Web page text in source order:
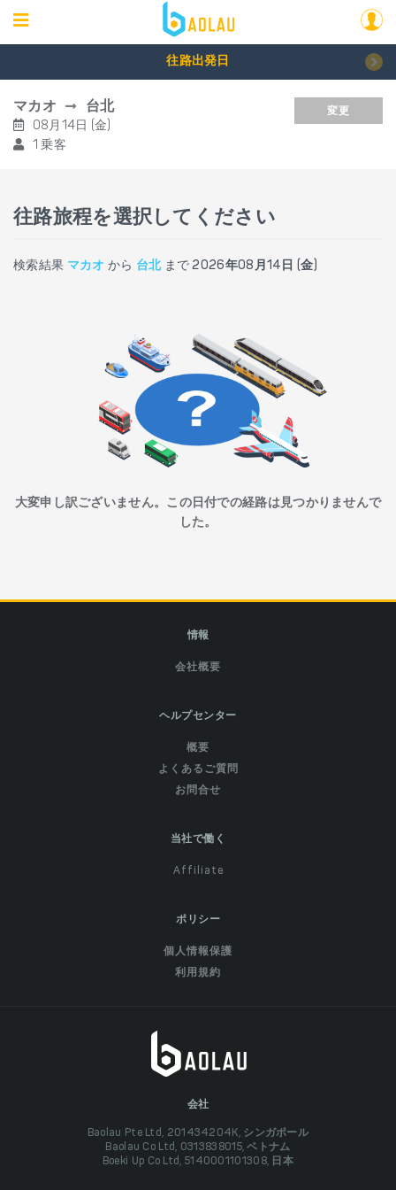
往路出発日
マカオ 台北
08月14日 (金)
1 乗客
変更
往路旅程を選択してください
検索結果 マカオ から 台北まで2026年08月14日 (金)
大変申し訳ございません。この日付での経路は見つかりませんで
した。
情報
会社概要
ヘルプセンター
概要
よくあるご質問
お問合せ
当社で働く
Affiliate
ポリシー
個人情報保護
利用規約
会社
Baolau Pte Ltd, 201434204K, シンガポール
Baolau Co Ltd, 0313838015, ベトナム
Boeki Up Co Ltd, 5140001101308, 日本